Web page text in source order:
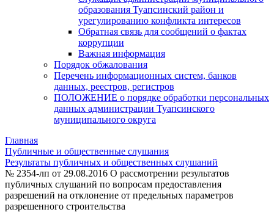
образования Туапсинский район и
урегулированию конфликта интересов
Обратная связь для сообщений о фактах
коррупции
Важная информация
Порядок обжалования
Перечень информационных систем, банков
данных, реестров, регистров
ПОЛОЖЕНИЕ о порядке обработки персональных
данных администрации Туапсинского
муниципального округа
Главная
Публичные и общественные слушания
Результаты публичных и общественных слушаний
№ 2354-лп от 29.08.2016 О рассмотрении результатов
публичных слушаний по вопросам предоставления
разрешений на отклонение от предельных параметров
разрешенного строительства